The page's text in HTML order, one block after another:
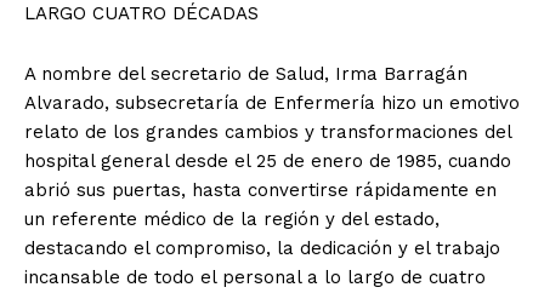
LARGO CUATRO DÉCADAS
A nombre del secretario de Salud, Irma Barragán
Alvarado, subsecretaría de Enfermería hizo un emotivo
relato de los grandes cambios y transformaciones del
hospital general desde el 25 de enero de 1985, cuando
abrió sus puertas, hasta convertirse rápidamente en
un referente médico de la región y del estado,
destacando el compromiso, la dedicación y el trabajo
incansable de todo el personal a lo largo de cuatro